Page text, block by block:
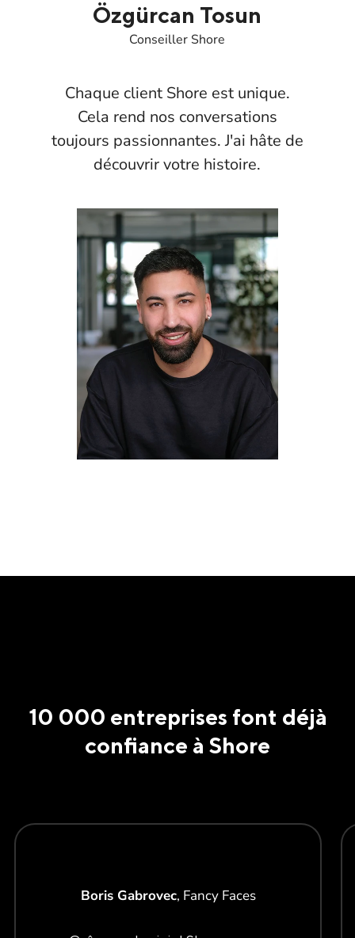
Özgürcan Tosun
Conseiller Shore
Chaque client Shore est unique.
Cela rend nos conversations
toujours passionnantes. J'ai hâte de
découvrir votre histoire.
10 000 entreprises font déjà
confiance à Shore
Boris Gabrovec, Fancy Faces